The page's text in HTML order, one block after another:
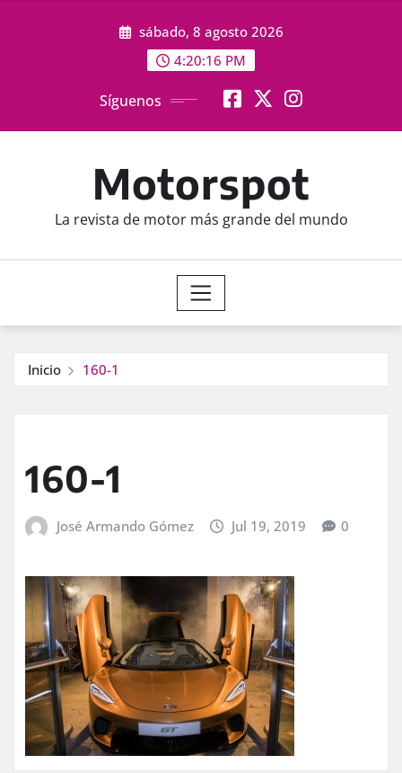
sábado, 8 agosto 2026
4:20:16 PM
Síguenos
Motorspot
La revista de motor más grande del mundo
Inicio 160-1
160-1
José Armando Gómez Jul 19, 2019 0